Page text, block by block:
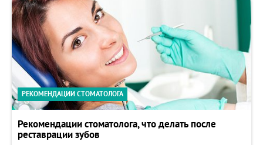
РЕКОМЕНДАЦИИ СТОМАТОЛОГА
Рекомендации стоматолога, что делать после
реставрации зубов